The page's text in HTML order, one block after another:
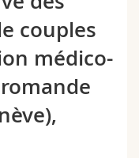
et management
couples
médico-